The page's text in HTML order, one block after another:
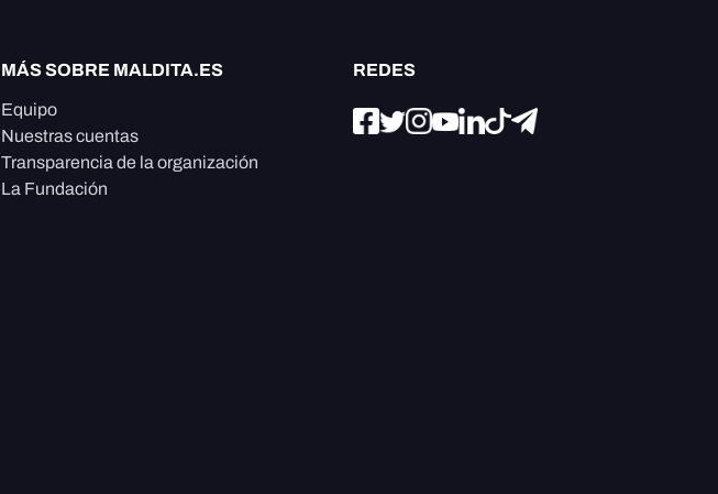
MÁS SOBRE MALDITA.ES
Equipo
Nuestras cuentas
Transparencia de la organización
La Fundación
REDES